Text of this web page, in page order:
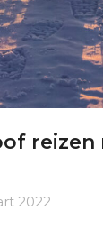
reizen
2022